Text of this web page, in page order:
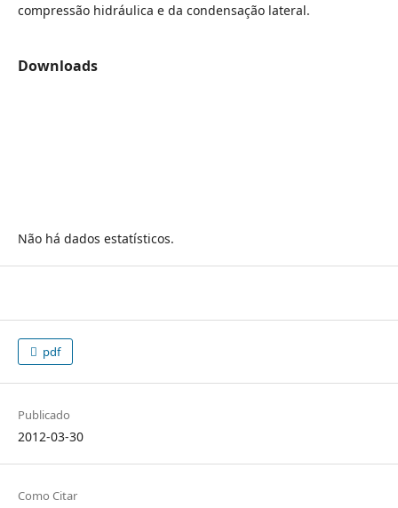
compressão hidráulica e da condensação lateral.
Downloads
Não há dados estatísticos.
pdf
Publicado
2012-03-30
Como Citar